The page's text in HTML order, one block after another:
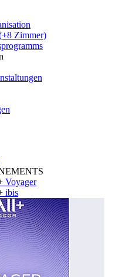
Zimmer)
Voyager
ibis